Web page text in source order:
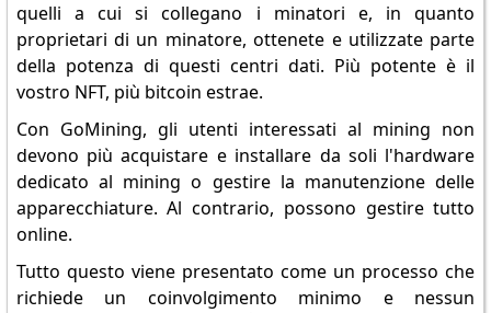
quelli a cui si collegano i minatori e, in quanto
proprietari di un minatore, ottenete e utilizzate parte
della potenza di questi centri dati. Più potente è il
vostro NFT, più bitcoin estrae.
Con GoMining, gli utenti interessati al mining non
devono più acquistare e installare da soli l'hardware
dedicato al mining o gestire la manutenzione delle
apparecchiature. Al contrario, possono gestire tutto
online.
Tutto questo viene presentato come un processo che
richiede un coinvolgimento minimo e nessun